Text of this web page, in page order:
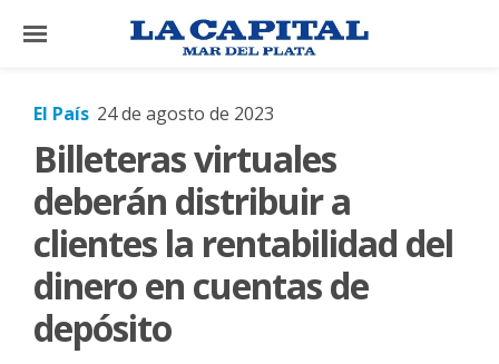
×
El
País
Mundo
La
Zona
El País 24 de agosto de 2023
Billeteras virtuales
deberán distribuir a
clientes la rentabilidad del
dinero en cuentas de
depósito